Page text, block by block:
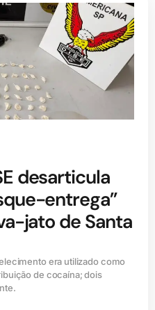
desarticula
entrega”
jato de Santa
era utilizado como
de cocaína; dois